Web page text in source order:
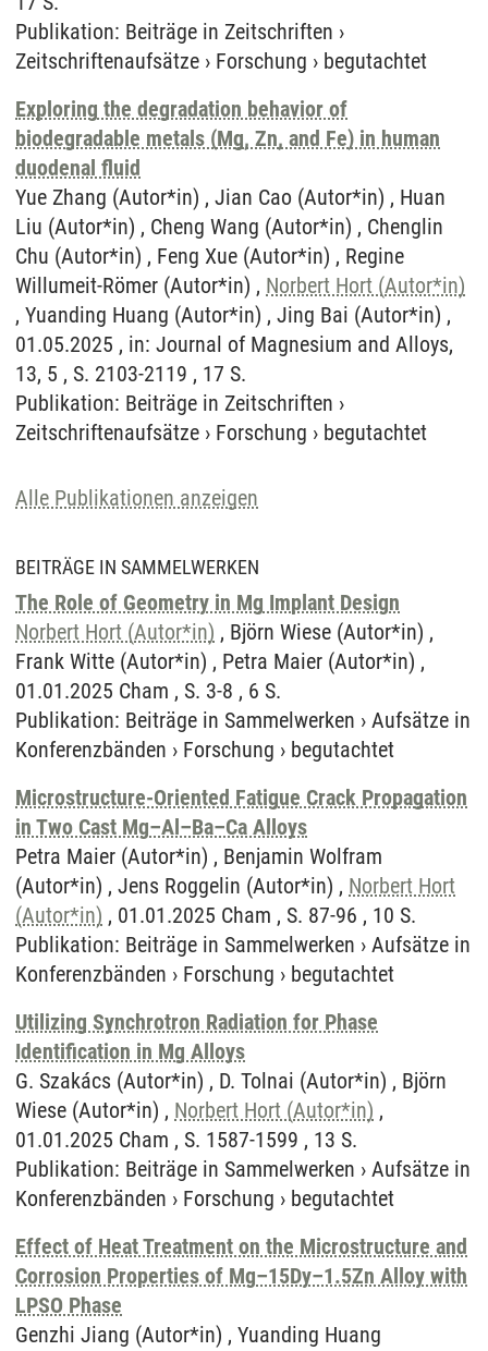
Publikation: Beiträge in Zeitschriften ›
Zeitschriftenaufsätze › Forschung › begutachtet
Exploring the degradation behavior of
biodegradable metals (Mg, Zn, and Fe) in human
duodenal fluid
Yue Zhang (Autor*in) , Jian Cao (Autor*in) , Huan
Liu (Autor*in) , Cheng Wang (Autor*in) , Chenglin
Chu (Autor*in) , Feng Xue (Autor*in) , Regine
Willumeit-Römer (Autor*in) , Norbert Hort (Autor*in)
, Yuanding Huang (Autor*in) , Jing Bai (Autor*in) ,
01.05.2025 , in: Journal of Magnesium and Alloys,
13, 5 , S. 2103-2119 , 17 S.
Publikation: Beiträge in Zeitschriften ›
Zeitschriftenaufsätze › Forschung › begutachtet
Alle Publikationen anzeigen
BEITRÄGE IN SAMMELWERKEN
The Role of Geometry in Mg Implant Design
Norbert Hort (Autor*in) , Björn Wiese (Autor*in) ,
Frank Witte (Autor*in) , Petra Maier (Autor*in) ,
01.01.2025 Cham , S. 3-8 , 6 S.
Publikation: Beiträge in Sammelwerken › Aufsätze in
Konferenzbänden › Forschung › begutachtet
Microstructure-Oriented Fatigue Crack Propagation
in Two Cast Mg–Al–Ba–Ca Alloys
Petra Maier (Autor*in) , Benjamin Wolfram
(Autor*in) , Jens Roggelin (Autor*in) , Norbert Hort
(Autor*in) , 01.01.2025 Cham , S. 87-96 , 10 S.
Publikation: Beiträge in Sammelwerken › Aufsätze in
Konferenzbänden › Forschung › begutachtet
Utilizing Synchrotron Radiation for Phase
Identification in Mg Alloys
G. Szakács (Autor*in) , D. Tolnai (Autor*in) , Björn
Wiese (Autor*in) , Norbert Hort (Autor*in) ,
01.01.2025 Cham , S. 1587-1599 , 13 S.
Publikation: Beiträge in Sammelwerken › Aufsätze in
Konferenzbänden › Forschung › begutachtet
Effect of Heat Treatment on the Microstructure and
Corrosion Properties of Mg–15Dy–1.5Zn Alloy with
LPSO Phase
Genzhi Jiang (Autor*in) , Yuanding Huang